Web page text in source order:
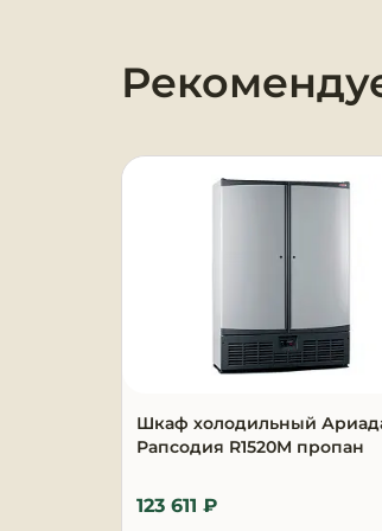
Шкаф холодильный
Рапсодия R1520M пропан
123 611 ₽